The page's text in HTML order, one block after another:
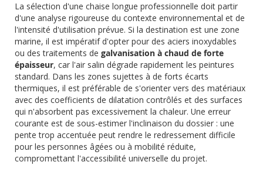
La sélection d'une chaise longue professionnelle doit partir
d'une analyse rigoureuse du contexte environnemental et de
l'intensité d'utilisation prévue. Si la destination est une zone
marine, il est impératif d'opter pour des aciers inoxydables
ou des traitements de galvanisation à chaud de forte
épaisseur, car l'air salin dégrade rapidement les peintures
standard. Dans les zones sujettes à de forts écarts
thermiques, il est préférable de s'orienter vers des matériaux
avec des coefficients de dilatation contrôlés et des surfaces
qui n'absorbent pas excessivement la chaleur. Une erreur
courante est de sous-estimer l'inclinaison du dossier : une
pente trop accentuée peut rendre le redressement difficile
pour les personnes âgées ou à mobilité réduite,
compromettant l'accessibilité universelle du projet.